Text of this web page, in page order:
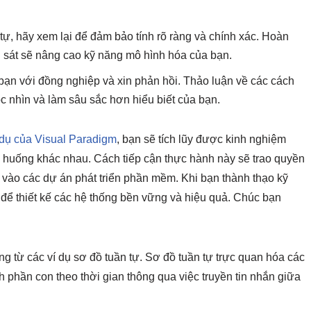
hãy xem lại để đảm bảo tính rõ ràng và chính xác. Hoàn
sẽ nâng cao kỹ năng mô hình hóa của bạn.
với đồng nghiệp và xin phản hồi. Thảo luận về các cách
nhìn và làm sâu sắc hơn hiểu biết của bạn.
của Visual Paradigm, bạn sẽ tích lũy được kinh nghiệm
khác nhau. Cách tiếp cận thực hành này sẽ trao quyền
các dự án phát triển phần mềm. Khi bạn thành thạo kỹ
thiết kế các hệ thống bền vững và hiệu quả. Chúc bạn
từ các ví dụ sơ đồ tuần tự. Sơ đồ tuần tự trực quan hóa các
con theo thời gian thông qua việc truyền tin nhắn giữa